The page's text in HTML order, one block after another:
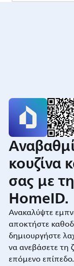
κουζίνα
σας με
HomeID.
Ανακαλύψτε
αποκτήστε
δημιουργήστε
να ανεβάσετε τη
επόμενο επίπεδο.